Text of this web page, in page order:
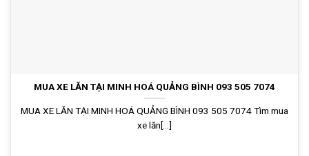
MUA XE LĂN TẠI MINH HOÁ QUẢNG BÌNH 093 505 7074
MUA XE LĂN TẠI MINH HOÁ QUẢNG BÌNH 093 505 7074 Tìm mua
xe lăn[...]